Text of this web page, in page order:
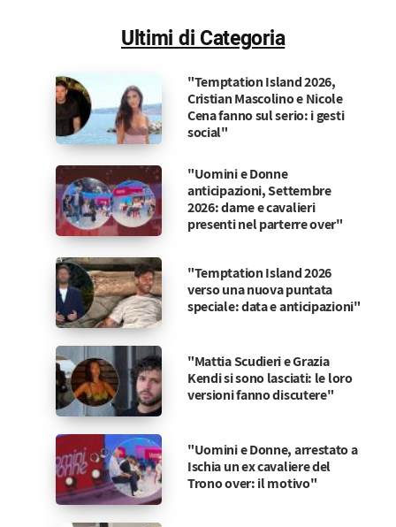
Ultimi di Categoria
"Temptation Island 2026,
Cristian Mascolino e Nicole
Cena fanno sul serio: i gesti
social"
"Uomini e Donne
anticipazioni, Settembre
2026: dame e cavalieri
presenti nel parterre over"
"Temptation Island 2026
verso una nuova puntata
speciale: data e anticipazioni"
"Mattia Scudieri e Grazia
Kendi si sono lasciati: le loro
versioni fanno discutere"
"Uomini e Donne, arrestato a
Ischia un ex cavaliere del
Trono over: il motivo"